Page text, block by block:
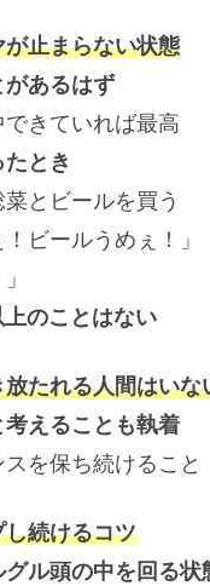
止まらない状態
あるはず
きていれば最高
とき
ビールを買う
ールうめぇ！」
上のことはない
たれる人間はいな
えることも執着
を保ち続けること
続けるコツ
ル頭の中を回る状